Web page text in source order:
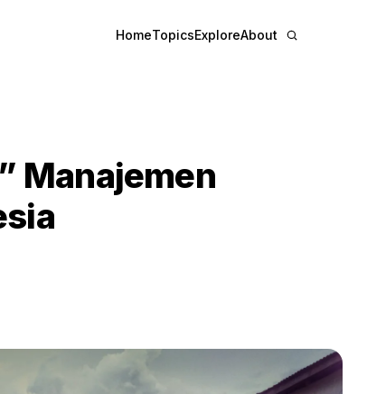
HomeTopicsExploreAbout
Manajemen